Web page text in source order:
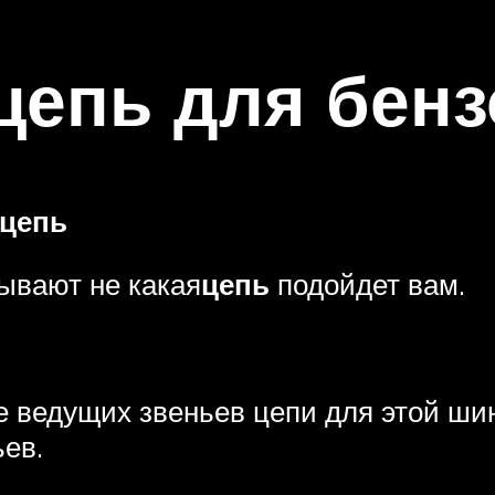
для
цепь
не какаяцепь подойдет вам.
ведущих звеньев цепи для этой